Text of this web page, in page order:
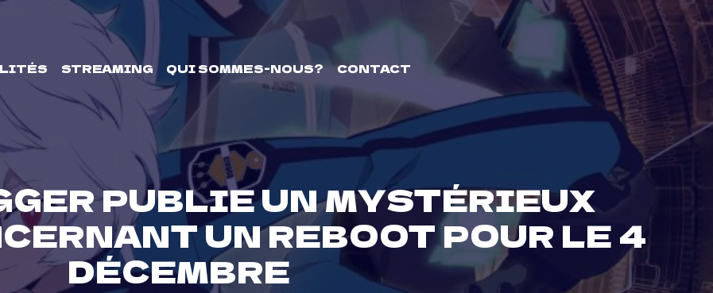
STREAMING QUI SOMMES-NOUS? CONTACT
PUBLIE UN MYSTÉRIEUX
UN REBOOT POUR LE 4
DÉCEMBRE